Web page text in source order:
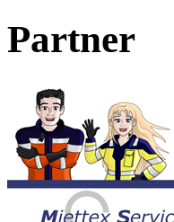
Partner